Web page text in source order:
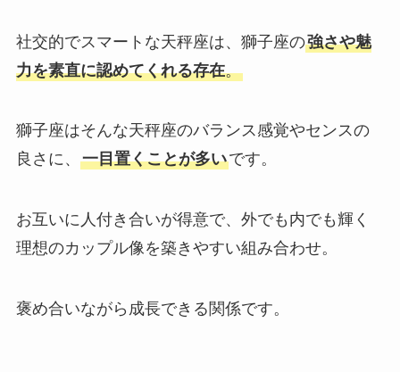
社交的でスマートな天秤座は、獅子座の強さや魅
力を素直に認めてくれる存在。
獅子座はそんな天秤座のバランス感覚やセンスの
良さに、 一目置くことが多いです。
お互いに人付き合いが得意で、外でも内でも輝く
理想のカップル像を築きやすい組み合わせ。
褒め合いながら成長できる関係です。